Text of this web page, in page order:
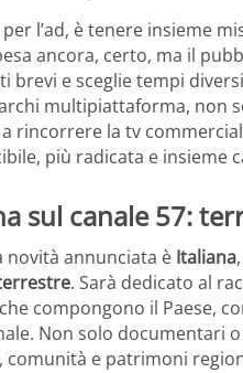
l’ad, è tenere insieme
ancora, certo, ma il
brevi e sceglie tempi
multipiattaforma, non
rincorrere la tv
più radicata e insieme
sul canale 57:
novità annunciata è Italiana
. Sarà dedicato al
compongono il Paese,
Non solo documentari
comunità e patrimoni